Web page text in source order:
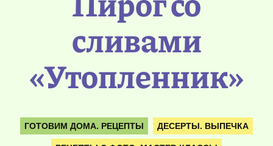
сливами
«Утопленник»
ГОТОВИМ ДОМА. РЕЦЕПТЫ ДЕСЕРТЫ. ВЫПЕЧКА